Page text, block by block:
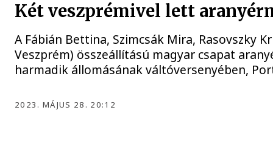
Két veszprémivel lett
A Fábián Bettina, Szimcsák Mira, Rasovszky
Veszprém) összeállítású magyar csapat
harmadik állomásának váltóversenyében,
2023. MÁJUS 28. 20:12